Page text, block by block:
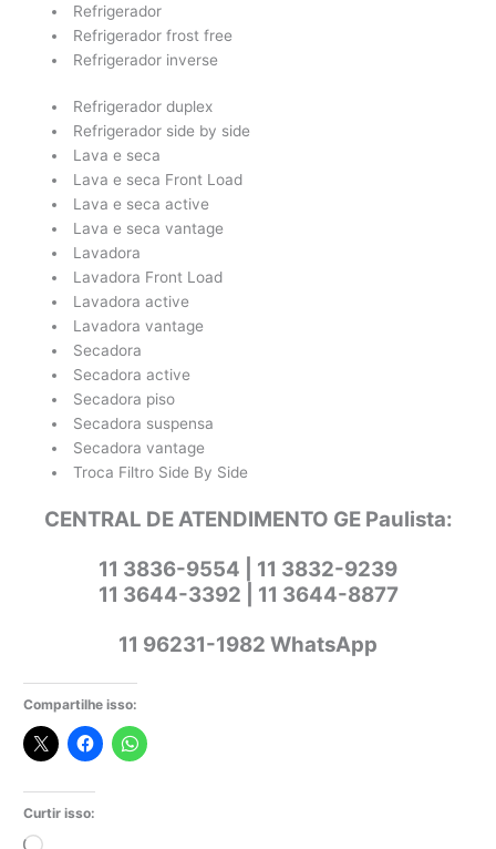
Refrigerador
Refrigerador frost free
Refrigerador inverse
Refrigerador duplex
Refrigerador side by side
Lava e seca
Lava e seca Front Load
Lava e seca active
Lava e seca vantage
Lavadora
Lavadora Front Load
Lavadora active
Lavadora vantage
Secadora
Secadora active
Secadora piso
Secadora suspensa
Secadora vantage
Troca Filtro Side By Side
CENTRAL DE ATENDIMENTO GE Paulista:
11 3836-9554 | 11 3832-9239
11 3644-3392 | 11 3644-8877
11 96231-1982 WhatsApp
Compartilhe isso:
Curtir isso: